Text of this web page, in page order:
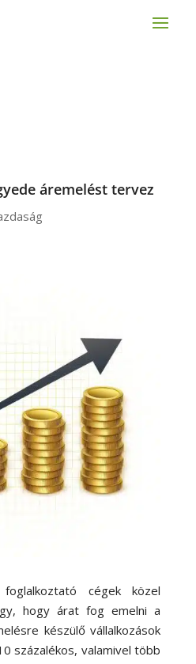
áremelést tervez
cégek közel
hogy árat fog emelni a
készülő vállalkozások
százalékos, valamivel több